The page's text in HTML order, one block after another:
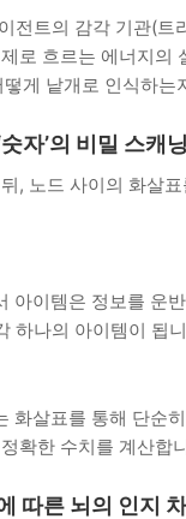
전트의 감각 기관(트
로 흐르는 에너지의
게 낱개로 인식하
자’의 비밀 스캐닝
, 노드 사이의 화살
아이템은 정보를 운
하나의 아이템이 됩
화살표를 통해 단순
확한 수치를 계산합
따른 뇌의 인지